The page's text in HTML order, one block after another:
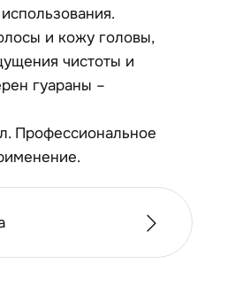
и кожу головы,
чистоты и
гуараны –
Профессиональное